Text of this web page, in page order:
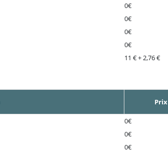
0€
0€
0€
0€
11 € + 2,76 €
Prix
0€
0€
0€